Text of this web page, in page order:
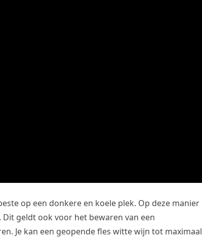
op een donkere en koele plek. Op deze manier
geldt ook voor het bewaren van een
Je kan een geopende fles witte wijn tot maximaal